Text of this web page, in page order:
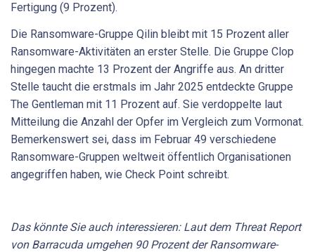
Fertigung (9 Prozent).
Die Ransomware-Gruppe Qilin bleibt mit 15 Prozent aller
Ransomware-Aktivitäten an erster Stelle. Die Gruppe Clop
hingegen machte 13 Prozent der Angriffe aus. An dritter
Stelle taucht die erstmals im Jahr 2025 entdeckte Gruppe
The Gentleman mit 11 Prozent auf. Sie verdoppelte laut
Mitteilung die Anzahl der Opfer im Vergleich zum Vormonat.
Bemerkenswert sei, dass im Februar 49 verschiedene
Ransomware-Gruppen weltweit öffentlich Organisationen
angegriffen haben, wie Check Point schreibt.
Das könnte Sie auch interessieren: Laut dem Threat Report
von Barracuda umgehen 90 Prozent der Ransomware-